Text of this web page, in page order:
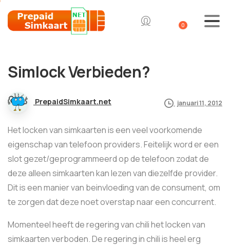
0
Simlock Verbieden?
PrepaidSimkaart.net januari 11, 2012
Het locken van simkaarten is een veel voorkomende
eigenschap van telefoon providers. Feitelijk word er een
slot gezet/geprogrammeerd op de telefoon zodat de
deze alleen simkaarten kan lezen van diezelfde provider.
Dit is een manier van beinvloeding van de consument, om
te zorgen dat deze noet overstap naar een concurrent.
Momenteel heeft de regering van chili het locken van
simkaarten verboden. De regering in chili is heel erg